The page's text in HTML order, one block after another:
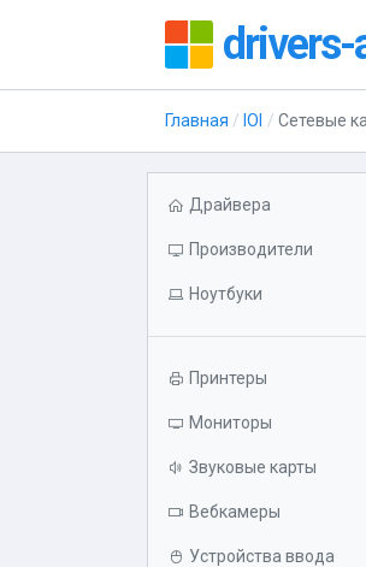
drivers-
Главная IOI Сетевые
Драйвера
Производители
Ноутбуки
Принтеры
Мониторы
Звуковые карты
Вебкамеры
Устройства ввода